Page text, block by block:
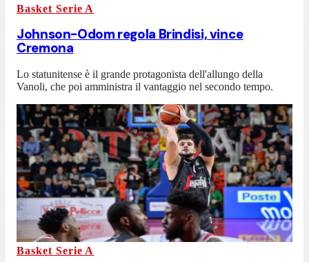
Basket Serie A
Johnson-Odom regola Brindisi, vince
Cremona
Lo statunitense è il grande protagonista dell'allungo della
Vanoli, che poi amministra il vantaggio nel secondo tempo.
Basket Serie A